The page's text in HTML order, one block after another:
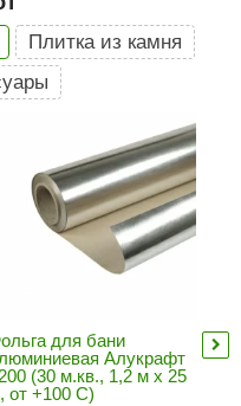
Плитка из камня
для бани
Алукрафт
(30 м.кв., 1,2 м х 25
от +100 С)